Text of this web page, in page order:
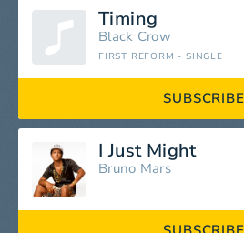
Timing
Black Crow
FIRST REFORM - SINGLE
SUBSCRIBE
I Just Might
Bruno Mars